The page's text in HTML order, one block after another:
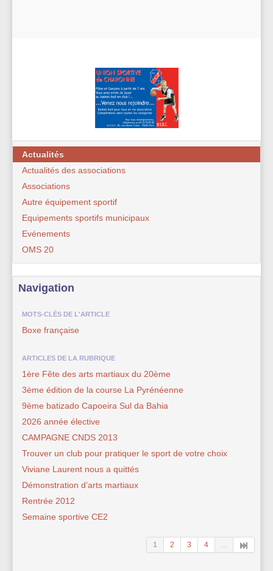
Actualités
Actualités des associations
Associations
Autre équipement sportif
Equipements sportifs municipaux
Evénements
OMS 20
Navigation
MOTS-CLÉS DE L'ARTICLE
Boxe française
ARTICLES DE LA RUBRIQUE
1ère Fête des arts martiaux du 20ème
3ème édition de la course La Pyrénéenne
9ème batizado Capoeira Sul da Bahia
2026 année élective
CAMPAGNE CNDS 2013
Trouver un club pour pratiquer le sport de votre choix
Viviane Laurent nous a quittés
Démonstration d’arts martiaux
Rentrée 2012
Semaine sportive CE2
1 2 3 4